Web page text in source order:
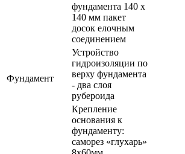
Фундамент
фундамента 140 х
140 мм пакет
досок елочным
соединением
Устройство
гидроизоляции по
верху фундамента
- два слоя
рубероида
Крепление
основания к
фундаменту:
саморез «глухарь»